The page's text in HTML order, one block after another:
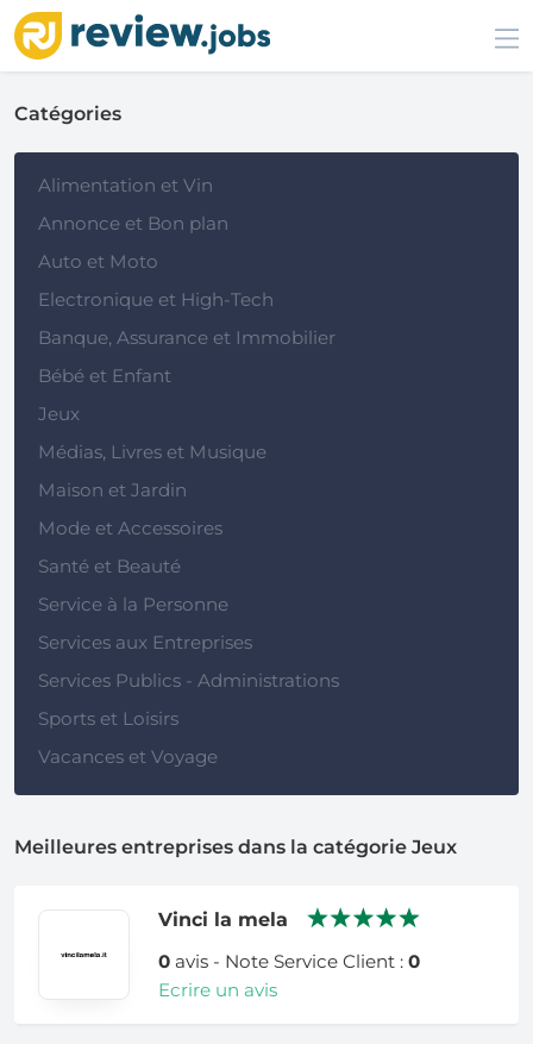
Catégories
Alimentation et Vin
Annonce et Bon plan
Auto et Moto
Electronique et High-Tech
Banque, Assurance et Immobilier
Bébé et Enfant
Jeux
Médias, Livres et Musique
Maison et Jardin
Mode et Accessoires
Santé et Beauté
Service à la Personne
Services aux Entreprises
Services Publics - Administrations
Sports et Loisirs
Vacances et Voyage
Meilleures entreprises dans la catégorie Jeux
Vinci la mela
0avis - Note Service Client : 0
Ecrire un avis